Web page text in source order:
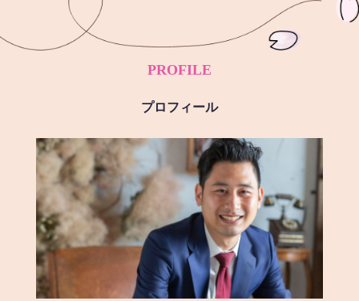
PROFILE
プロフィール